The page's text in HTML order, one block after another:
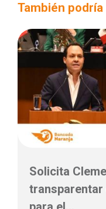
También
Solicita